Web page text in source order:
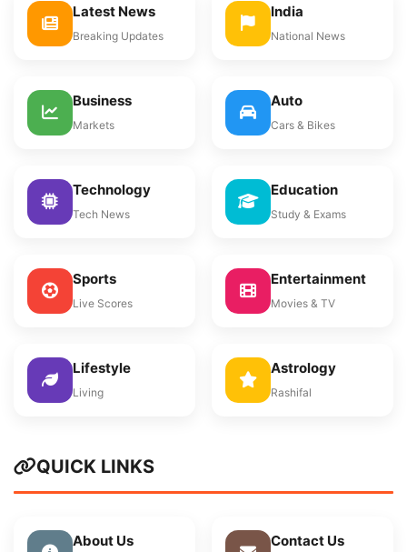
Latest News
Breaking Updates
India
National News
Business
Markets
Auto
Cars & Bikes
Technology
Tech News
Education
Study & Exams
Sports
Live Scores
Entertainment
Movies & TV
Lifestyle
Living
Astrology
Rashifal
QUICK LINKS
About Us Contact Us